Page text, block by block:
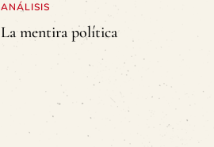
ANÁLISIS
La mentira política